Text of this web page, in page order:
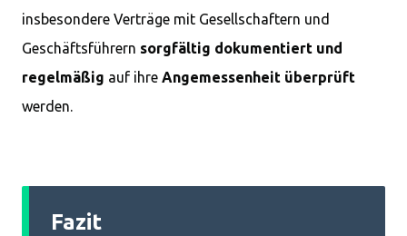
insbesondere Verträge mit Gesellschaftern und
Geschäftsführern sorgfältig dokumentiert und
regelmäßig auf ihre Angemessenheit überprüft
werden.
Fazit